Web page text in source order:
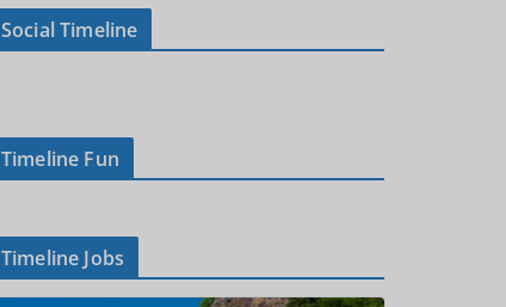
Social Timeline
Timeline Fun
Timeline Jobs